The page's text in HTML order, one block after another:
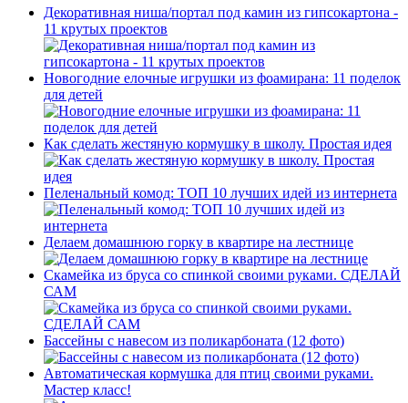
Декоративная ниша/портал под камин из гипсокартона -
11 крутых проектов
Новогодние елочные игрушки из фоамирана: 11 поделок
для детей
Как сделать жестяную кормушку в школу. Простая идея
Пеленальный комод: ТОП 10 лучших идей из интернета
Делаем домашнюю горку в квартире на лестнице
Скамейка из бруса со спинкой своими руками. СДЕЛАЙ
САМ
Бассейны с навесом из поликарбоната (12 фото)
Автоматическая кормушка для птиц своими руками.
Мастер класс!